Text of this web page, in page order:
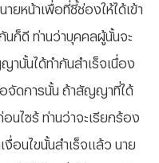
ยหน้าเพื่อที่ชี้ช่องให้ได้เข้า
ก็ดี ท่านว่าบุคคลผู้นั้นจะ
นั้นได้ทำกันสำเร็จเนื่อง
จัดการนั้น ถ้าสัญญาที่ได้
นไซร้ ท่านว่าจะเรียกร้อง
งื่อนไขนั้นสำเร็จแล้ว นาย